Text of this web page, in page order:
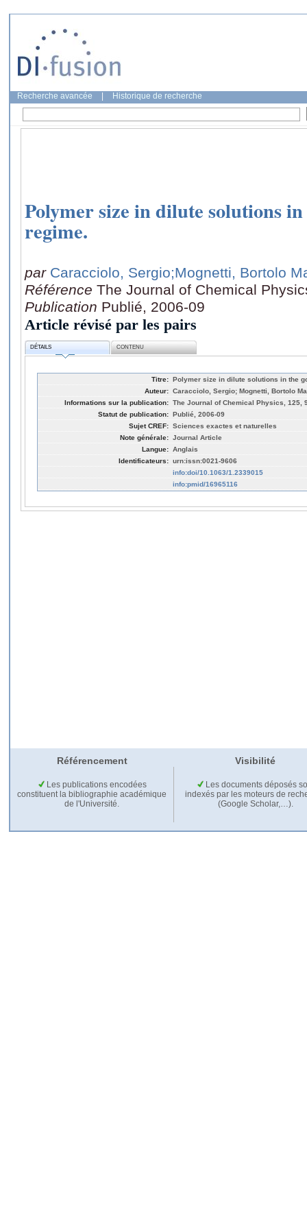
Recherche avancée Historique de recherche
Polymer size in dilute solutions
regime.
par Caracciolo, Sergio;Mognetti, Bortolo
Référence The Journal of Chemical
Publication Publié, 2006-09
Article révisé par les pairs
DÉTAILS CONTENU
Titre: Polymer size in dilute solutions in the
Auteur: Caracciolo, Sergio; Mognetti, Bortolo
Informations sur la publication: The Journal of Chemical Physics, 125,
Statut de publication: Publié, 2006-09
Sujet CREF: Sciences exactes et naturelles
Note générale: Journal Article
Langue: Anglais
Identificateurs: urn:issn:0021-9606
info:doi/10.1063/1.2339015
info:pmid/16965116
Référencement Visibilité
Les publications encodées
constituent la bibliographie académique
de l'Université.
Les documents déposés
indexés par les moteurs de
(Google Scholar,…).